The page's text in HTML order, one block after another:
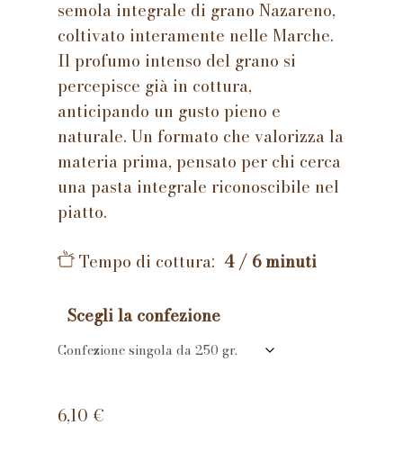
semola integrale di grano Nazareno,
coltivato interamente nelle Marche.
Il profumo intenso del grano si
percepisce già in cottura,
anticipando un gusto pieno e
naturale. Un formato che valorizza la
materia prima, pensato per chi cerca
una pasta integrale riconoscibile nel
piatto.
Tempo di cottura: 4 / 6 minuti
Scegli la confezione
6,10 €